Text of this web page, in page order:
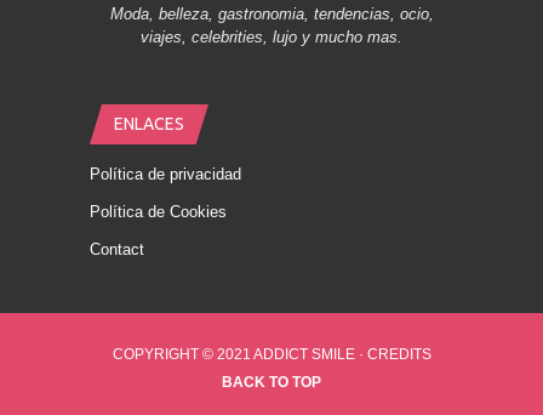
Moda, belleza, gastronomia, tendencias, ocio,
viajes, celebrities, lujo y mucho mas.
ENLACES
Política de privacidad
Política de Cookies
Contact
COPYRIGHT © 2021 ADDICT SMILE · CREDITS
BACK TO TOP